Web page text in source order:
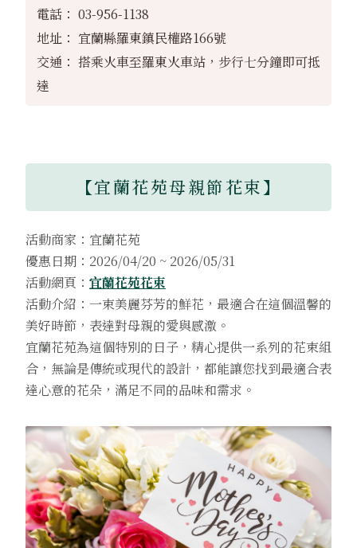
電話： 03-956-1138
地址： 宜蘭縣羅東鎮民權路166號
交通： 搭乘火車至羅東火車站，步行七分鐘即可抵
達
【宜蘭花苑母親節花束】
活動商家：宜蘭花苑
優惠日期：2026/04/20 ~ 2026/05/31
活動網頁： 宜蘭花苑花束
活動介紹：一束美麗芬芳的鮮花，最適合在這個溫馨的
美好時節，表達對母親的愛與感激。
宜蘭花苑為這個特別的日子，精心提供一系列的花束組
合，無論是傳統或現代的設計，都能讓您找到最適合表
達心意的花朵，滿足不同的品味和需求。